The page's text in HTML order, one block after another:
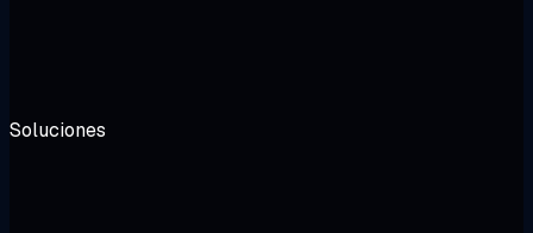
Soluciones